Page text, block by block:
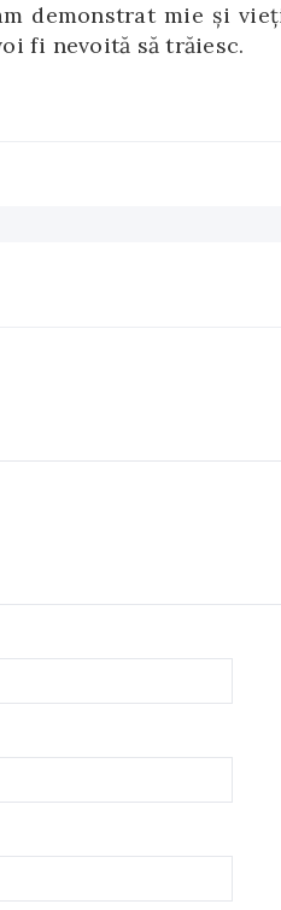
demonstrat mie şi
fi nevoită să trăiesc.